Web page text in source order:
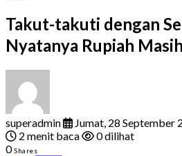
Takut-takuti dengan
Nyatanya Rupiah
superadmin
Jumat, 28 September
2 menit baca
0 dilihat
0Shares